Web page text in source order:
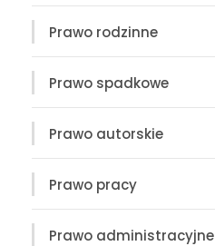
Prawo rodzinne
Prawo spadkowe
Prawo autorskie
Prawo pracy
Prawo administracyjne